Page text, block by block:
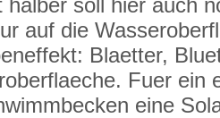
auf die
Blaetter,
Fuer ein
eine